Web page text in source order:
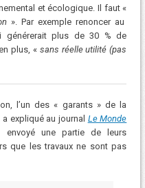
et écologique. Il faut «
». Par exemple renoncer au
plus de 30 % de
plus, « sans réelle utilité (pas
l’un des « garants » de la
expliqué au journal Le Monde
envoyé une partie de leurs
que les travaux ne sont pas